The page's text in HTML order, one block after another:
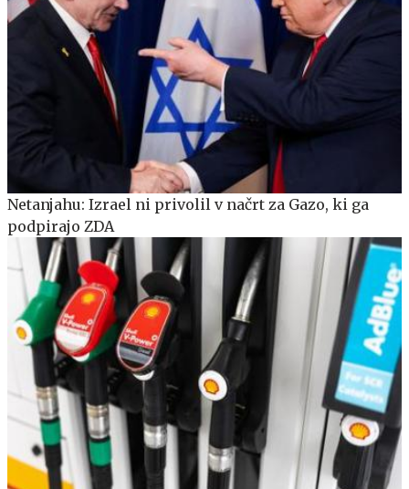
Netanjahu: Izrael ni privolil v načrt za Gazo, ki ga
podpirajo ZDA